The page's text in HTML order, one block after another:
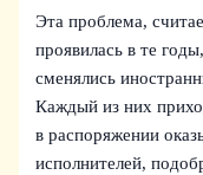
Эта проблема,
проявилась в те
сменялись
Каждый из них
в распоряжении
исполнителей,